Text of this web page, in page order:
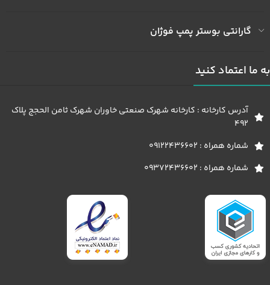
گارانتی بوستر پمپ فوژان
به ما اعتماد کنید
آدرس کارخانه : کارخانه شهرک صنعتی خاوران شهرک ثامن الحجج پلاک
492
شماره همراه : 09122436602
شماره همراه : 09372436602